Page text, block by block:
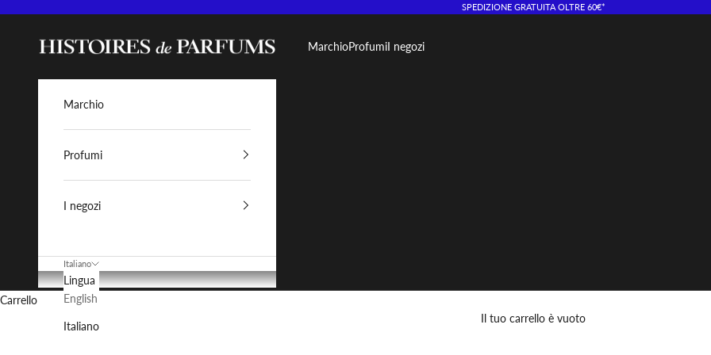
SPEDIZIONE GRATUITA OLTRE 60€*
Histoires de Parfums IT MarchioProfumiI negozi
Marchio
Profumi
I negozi
Italiano
Lingua
English
Italiano
Carrello
Il tuo carrello è vuoto